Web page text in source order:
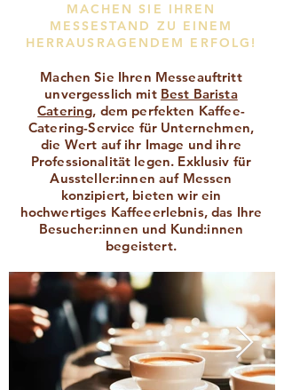
MACHEN SIE IHREN
MESSESTAND ZU EINEM
HERRAUSRAGENDEM ERFOLG!
Machen Sie Ihren Messeauftritt
unvergesslich mit Best Barista
Catering, dem perfekten Kaffee-
Catering-Service für Unternehmen,
die Wert auf ihr Image und ihre
Professionalität legen. Exklusiv für
Aussteller:innen auf Messen
konzipiert, bieten wir ein
hochwertiges Kaffeeerlebnis, das Ihre
Besucher:innen und Kund:innen
begeistert.